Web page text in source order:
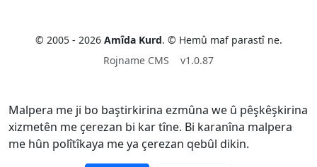
© 2005 - 2026 Amîda Kurd. © Hemû maf parastî ne.
Rojname CMS
v1.0.87
Malpera me ji bo baştirkirina ezmûna we û pêşkêşkirina
xizmetên me çerezan bi kar tîne. Bi karanîna malpera
me hûn polîtîkaya me ya çerezan qebûl dikin.